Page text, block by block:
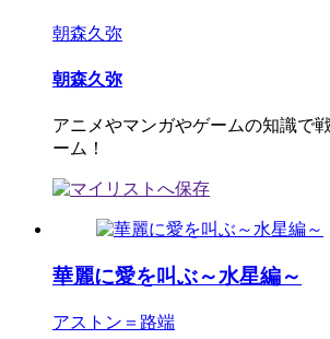
朝森久弥
朝森久弥
アニメやマンガやゲームの知識で
ーム！
華麗に愛を叫ぶ～水星編～
アストン＝路端